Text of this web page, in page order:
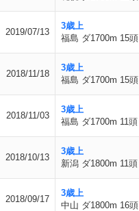
2019/07/13
3歳上
福島 ダ1700m 15頭
2018/11/18
3歳上
福島 ダ1700m 15頭
2018/11/03
3歳上
福島 ダ1700m 11頭
2018/10/13
3歳上
新潟 ダ1800m 11頭
2018/09/17
3歳上
中山 ダ1800m 16頭